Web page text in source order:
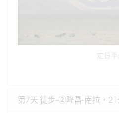
定日平
第7天 徒步-②隆昌-南拉，21